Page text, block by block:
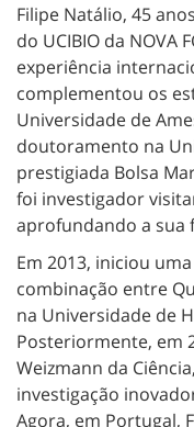
Filipe Natálio, 45
do UCIBIO da NOVA
experiência
complementou os
Universidade de
doutoramento na
prestigiada Bolsa
foi investigador
aprofundando a sua
Em 2013, iniciou
combinação entre
na Universidade de
Posteriormente, em
Weizmann da
investigação
Agora, em Portugal,